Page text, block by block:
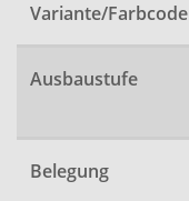
Variante/Farbcode
Ausbaustufe
Belegung